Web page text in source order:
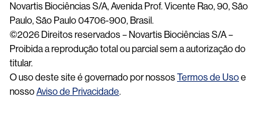
Novartis Biociências S/A, Avenida Prof. Vicente Rao, 90, São
Paulo, São Paulo 04706-900, Brasil.
©2026 Direitos reservados – Novartis Biociências S/A –
Proibida a reprodução total ou parcial sem a autorização do
titular.
O uso deste site é governado por nossosTermos de Usoe
nossoAviso de Privacidade.